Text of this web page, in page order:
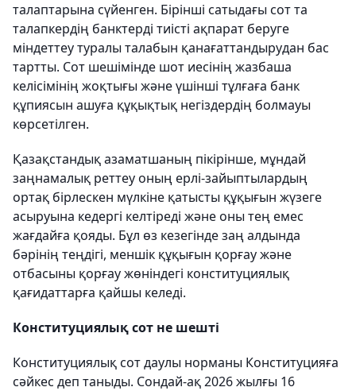
талаптарына сүйенген. Бірінші сатыдағы сот та
талапкердің банктерді тиісті ақпарат беруге
міндеттеу туралы талабын қанағаттандырудан бас
тартты. Сот шешімінде шот иесінің жазбаша
келісімінің жоқтығы және үшінші тұлғаға банк
құпиясын ашуға құқықтық негіздердің болмауы
көрсетілген.
Қазақстандық азаматшаның пікірінше, мұндай
заңнамалық реттеу оның ерлі-зайыптылардың
ортақ бірлескен мүлкіне қатысты құқығын жүзеге
асыруына кедергі келтіреді және оны тең емес
жағдайға қояды. Бұл өз кезегінде заң алдында
бәрінің теңдігі, меншік құқығын қорғау және
отбасыны қорғау жөніндегі конституциялық
қағидаттарға қайшы келеді.
Конституциялық сот не шешті
Конституциялық сот даулы норманы Конституцияға
сәйкес деп таныды. Сондай-ақ 2026 жылғы 16